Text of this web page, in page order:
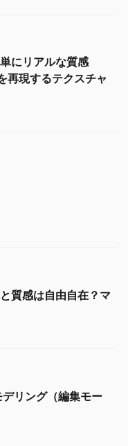
にリアルな質感
再現するテクスチャ
質感は自由自在？マ
リング（編集モー